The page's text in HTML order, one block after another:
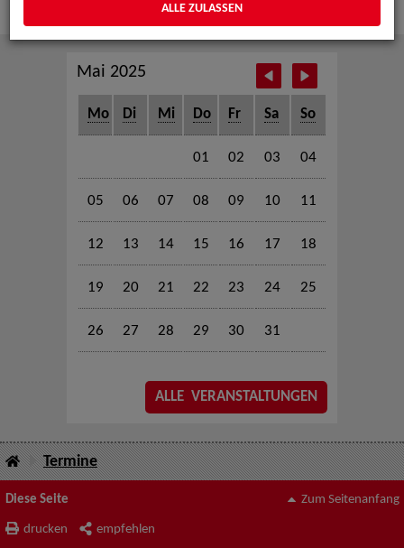
Mai 2025
Mo Di Mi Do Fr Sa So
01 02 03 04
05 06 07 08 09 10 11
12 13 14 15 16 17 18
19 20 21 22 23 24 25
26 27 28 29 30 31
ALLE VERANSTALTUNGEN
Termine
Diese Seite
drucken empfehlen
Zum Seitenanfang
ALLE ZULASSEN